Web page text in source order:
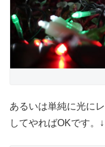
あるいは単純に光に
してやればOKです。↓